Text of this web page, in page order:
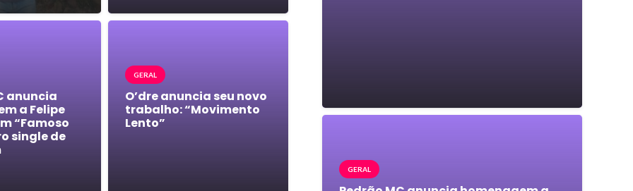
anuncia
a Felipe
“Famoso
single de
GERAL
O’dre anuncia seu novo
trabalho: “Movimento
Lento”
GERAL